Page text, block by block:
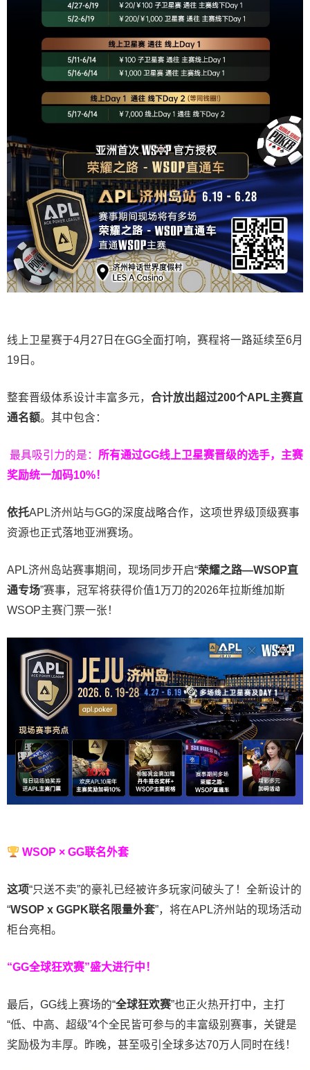
线上卫星赛于4月27日在GG全面打响，赛程将一路延续至6月
19日。
整套晋级体系设计丰富多元， 合计放出超过200个APL主赛直
通名额。其中包含：
最具吸引力的是： 所有通过GG线上卫星赛晋级的选手，主赛
奖励统一加码10%！
依托APL济州站与GG的深度战略合作，这项世界级顶级赛事
资源也正式落地亚洲赛场。
APL济州岛站赛事期间，现场同步开启“荣耀之路—WSOP直
通专场”赛事，冠军将获得价值1万刀的2026年拉斯维加斯
WSOP主赛门票一张！
WSOP × GG联名外套
这项“只送不卖”的豪礼已经被许多玩家问破头了！全新设计的
“WSOP x GGPK联名限量外套”，将在APL济州站的现场活动
柜台亮相。
“GG全球狂欢赛”盛大进行中！
最后，GG线上赛场的“全球狂欢赛”也正火热开打中，主打
“低、中高、超级”4个全民皆可参与的丰富级别赛事，关键是
奖励极为丰厚。
昨晚，甚至吸引全球多达70万人同时在线！